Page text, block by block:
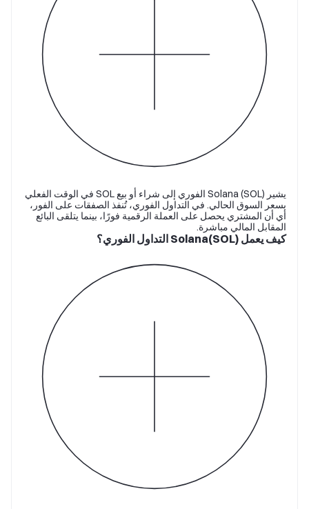
يشير Solana (SOL) الفوري إلى شراء أو بيع SOL في الوقت الفعلي
بسعر السوق الحالي. في التداول الفوري، تُنفذ الصفقات على الفور،
أي أن المشتري يحصل على العملة الرقمية فورًا، بينما يتلقى البائع
المقابل المالي مباشرة.
كيف يعمل Solana(SOL) التداول الفوري؟